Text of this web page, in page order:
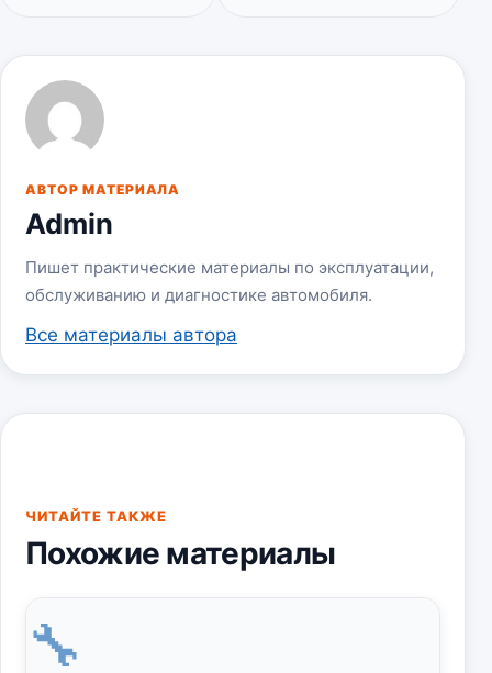
АВТОР МАТЕРИАЛА
Admin
Пишет практические материалы по эксплуатации,
обслуживанию и диагностике автомобиля.
Все материалы автора
ЧИТАЙТЕ ТАКЖЕ
Похожие материалы
🔧